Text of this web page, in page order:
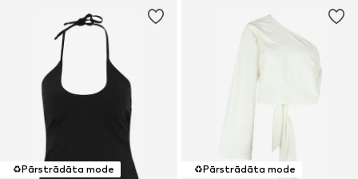
♻️Pārstrādāta mode ♻️Pārstrādāta mode